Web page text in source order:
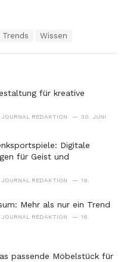
Trends Wissen
für kreative
REDAKTION
30. JUNI
Digitale
für Geist und
REDAKTION
19.
Mehr als nur ein Trend
REDAKTION
16.
passende Möbelstück für